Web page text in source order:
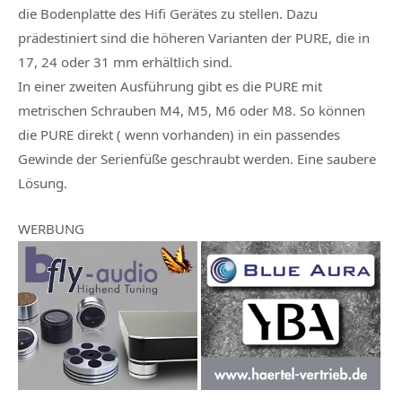
die Bodenplatte des Hifi Gerätes zu stellen. Dazu
prädestiniert sind die höheren Varianten der PURE, die in
17, 24 oder 31 mm erhältlich sind.
In einer zweiten Ausführung gibt es die PURE mit
metrischen Schrauben M4, M5, M6 oder M8. So können
die PURE direkt ( wenn vorhanden) in ein passendes
Gewinde der Serienfüße geschraubt werden. Eine saubere
Lösung.
WERBUNG